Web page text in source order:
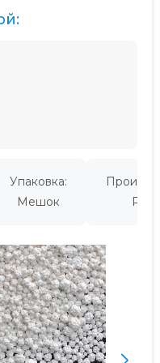
Упаковка:
Мешок